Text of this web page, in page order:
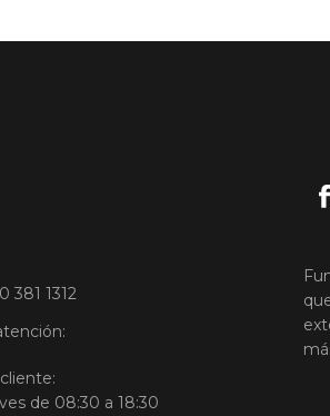
381 1312
de 08:30 a 18:30